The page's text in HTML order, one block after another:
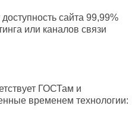
сайта 99,99%
или каналов связи
ГОСТам и
временем технологии: